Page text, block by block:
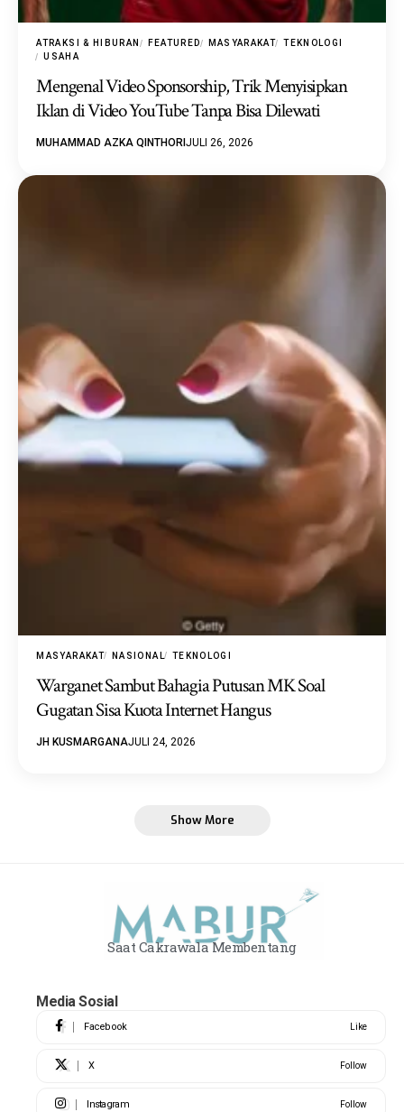
ATRAKSI & HIBURAN FEATURED MASYARAKAT
TEKNOLOGI
USAHA
Mengenal Video Sponsorship, Trik Menyisipkan
Iklan di Video YouTube Tanpa Bisa Dilewati
MUHAMMAD AZKA QINTHORIJULI 26, 2026
MASYARAKAT NASIONAL TEKNOLOGI
Warganet Sambut Bahagia Putusan MK Soal
Gugatan Sisa Kuota Internet Hangus
JH KUSMARGANAJULI 24, 2026
Show More
Saat Cakrawala Membentang
Media Sosial
Facebook Like
X Follow
Instagram Follow